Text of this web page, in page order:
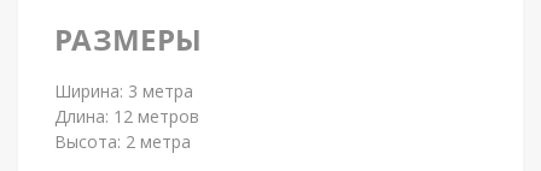
РАЗМЕРЫ
Ширина: 3 метра
Длина: 12 метров
Высота: 2 метра